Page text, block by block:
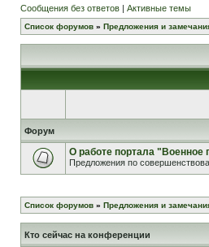
Сообщения без ответов | Активные темы
Список форумов » Предложения и
Форум
О работе портала "Военное
Предложения по
Список форумов » Предложения и
Кто сейчас на конференции